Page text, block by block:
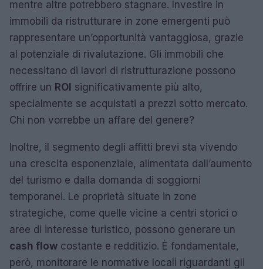
mentre altre potrebbero stagnare. Investire in
immobili da ristrutturare in zone emergenti può
rappresentare un’opportunità vantaggiosa, grazie
al potenziale di rivalutazione. Gli immobili che
necessitano di lavori di ristrutturazione possono
offrire un ROI significativamente più alto,
specialmente se acquistati a prezzi sotto mercato.
Chi non vorrebbe un affare del genere?
Inoltre, il segmento degli affitti brevi sta vivendo
una crescita esponenziale, alimentata dall’aumento
del turismo e dalla domanda di soggiorni
temporanei. Le proprietà situate in zone
strategiche, come quelle vicine a centri storici o
aree di interesse turistico, possono generare un
cash flow costante e redditizio. È fondamentale,
però, monitorare le normative locali riguardanti gli